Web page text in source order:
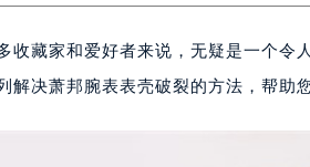
收藏家和爱好者来说，无疑是一个令
解决萧邦腕表表壳破裂的方法，帮助